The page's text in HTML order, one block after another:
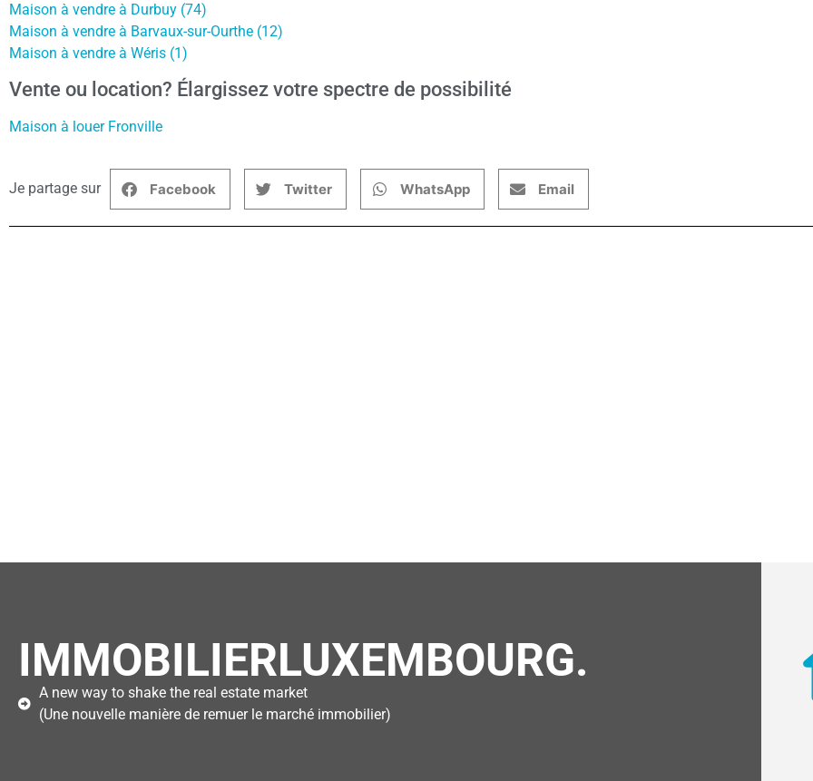
Maison à vendre à Durbuy (74)
Maison à vendre à Barvaux-sur-Ourthe (12)
Maison à vendre à Wéris (1)
Vente ou location? Élargissez votre spectre de possibilité
Maison à louer Fronville
Je partage sur Facebook Twitter WhatsApp Email
IMMOBILIERLUXEMBOURG.
A new way to shake the real estate market
(Une nouvelle manière de remuer le marché immobilier)